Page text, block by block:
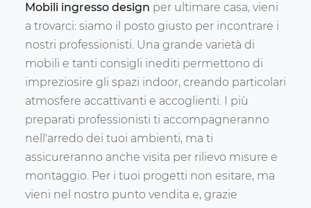
Mobili ingresso design per ultimare casa, vieni
a trovarci: siamo il posto giusto per incontrare i
nostri professionisti. Una grande varietà di
mobili e tanti consigli inediti permettono di
impreziosire gli spazi indoor, creando particolari
atmosfere accattivanti e accoglienti. I più
preparati professionisti ti accompagneranno
nell'arredo dei tuoi ambienti, ma ti
assicureranno anche visita per rilievo misure e
montaggio. Per i tuoi progetti non esitare, ma
vieni nel nostro punto vendita e, grazie